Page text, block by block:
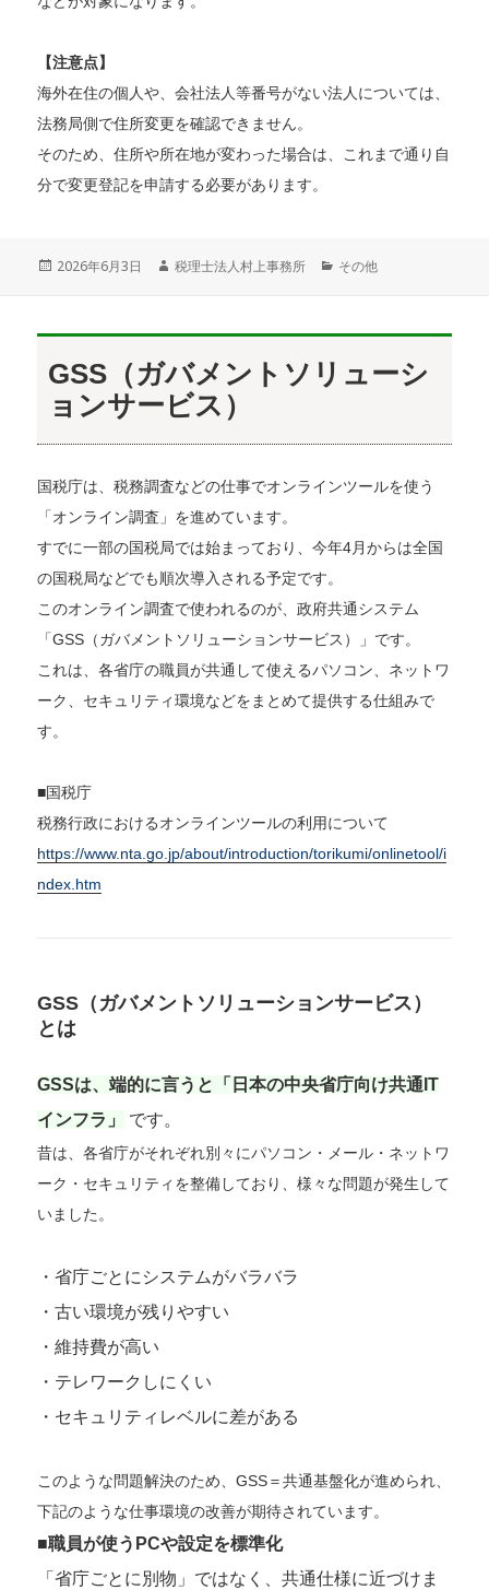
【注意点】
海外在住の個人や、会社法人等番号がない法人については、
法務局側で住所変更を確認できません。
そのため、住所や所在地が変わった場合は、これまで通り自
分で変更登記を申請する必要があります。
投
2026年6月3日
作
税理士法人村上事務所
カ
その他
GSS（ガバメントソリューシ
ョンサービス）
国税庁は、税務調査などの仕事でオンラインツールを使う
「オンライン調査」を進めています。
すでに一部の国税局では始まっており、今年4月からは全国
の国税局などでも順次導入される予定です。
このオンライン調査で使われるのが、政府共通システム
「GSS（ガバメントソリューションサービス）」です。
これは、各省庁の職員が共通して使えるパソコン、ネットワ
ーク、セキュリティ環境などをまとめて提供する仕組みで
す。
■国税庁
税務行政におけるオンラインツールの利用について
https://www.nta.go.jp/about/introduction/torikumi/onlinetool/i
ndex.htm
GSS（ガバメントソリューションサービス）
とは
GSSは、端的に言うと「日本の中央省庁向け共通IT
インフラ」
です。
昔は、各省庁がそれぞれ別々にパソコン・メール・ネットワ
ーク・セキュリティを整備しており、様々な問題が発生して
いました。
・省庁ごとにシステムがバラバラ
・古い環境が残りやすい
・維持費が高い
・テレワークしにくい
・セキュリティレベルに差がある
このような問題解決のため、GSS＝共通基盤化が進められ、
下記のような仕事環境の改善が期待されています。
■職員が使うPCや設定を標準化
「省庁ごとに別物」ではなく、共通仕様に近づけま